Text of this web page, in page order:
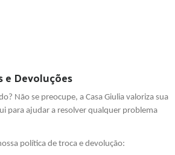
e Devoluções
Não se preocupe, a Casa Giulia valoriza sua
para ajudar a resolver qualquer problema
política de troca e devolução: